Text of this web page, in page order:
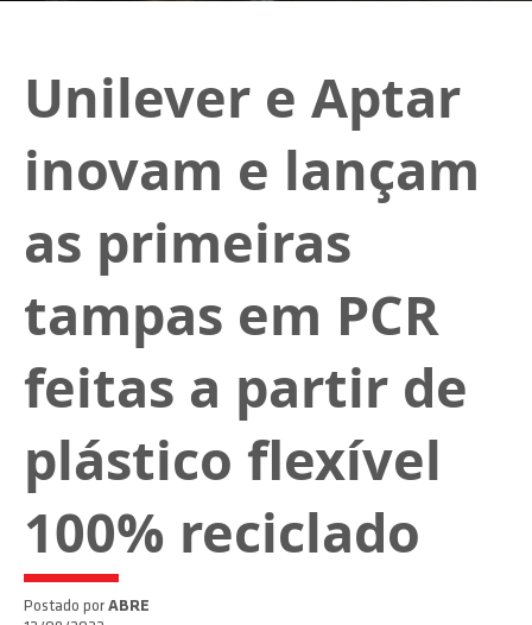
Unilever e Aptar
inovam e lançam
as primeiras
tampas em PCR
feitas a partir de
plástico flexível
100% reciclado
Postado por ABRE